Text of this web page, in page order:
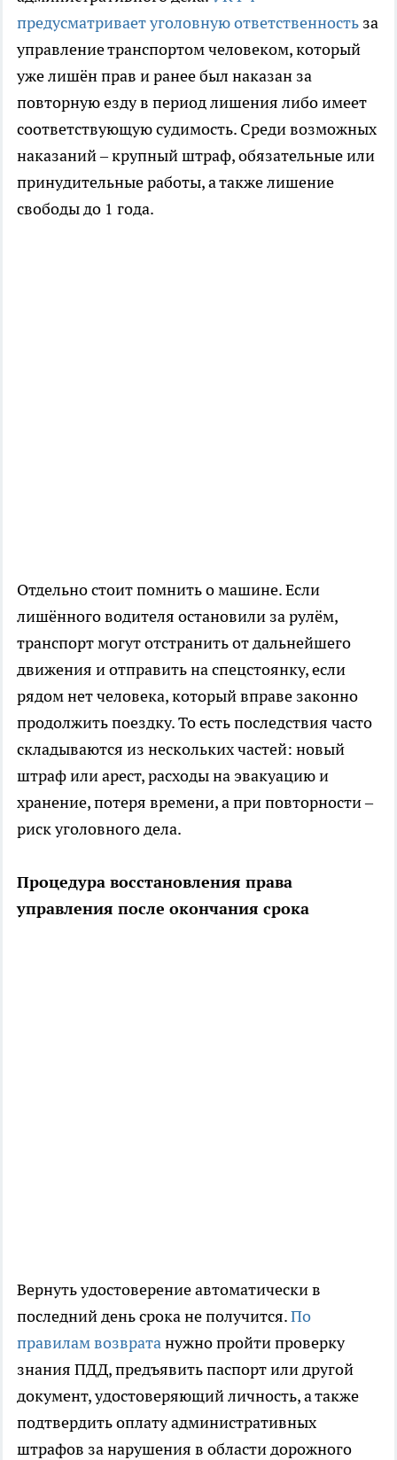
предусматривает уголовную ответственность за
управление транспортом человеком, который
уже лишён прав и ранее был наказан за
повторную езду в период лишения либо имеет
соответствующую судимость. Среди возможных
наказаний – крупный штраф, обязательные или
принудительные работы, а также лишение
свободы до 1 года.
Отдельно стоит помнить о машине. Если
лишённого водителя остановили за рулём,
транспорт могут отстранить от дальнейшего
движения и отправить на спецстоянку, если
рядом нет человека, который вправе законно
продолжить поездку. То есть последствия часто
складываются из нескольких частей: новый
штраф или арест, расходы на эвакуацию и
хранение, потеря времени, а при повторности –
риск уголовного дела.
Процедура восстановления права
управления после окончания срока
Вернуть удостоверение автоматически в
последний день срока не получится.По
правилам возвратанужно пройти проверку
знания ПДД, предъявить паспорт или другой
документ, удостоверяющий личность, а также
подтвердить оплату административных
штрафов за нарушения в области дорожного